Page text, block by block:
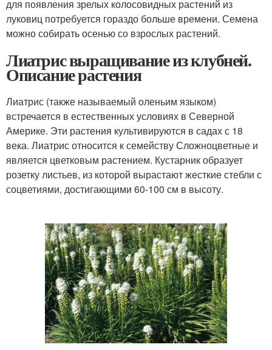
для появления зрелых колосовидных растений из
луковиц потребуется гораздо больше времени. Семена
можно собирать осенью со взрослых растений.
Лиатрис выращивание из клубней.
Описание растения
Лиатрис (также называемый оленьим языком)
встречается в естественных условиях в Северной
Америке. Эти растения культивируются в садах с 18
века. Лиатрис относится к семейству Сложноцветные и
является цветковым растением. Кустарник образует
розетку листьев, из которой вырастают жесткие стебли с
соцветиями, достигающими 60-100 см в высоту.